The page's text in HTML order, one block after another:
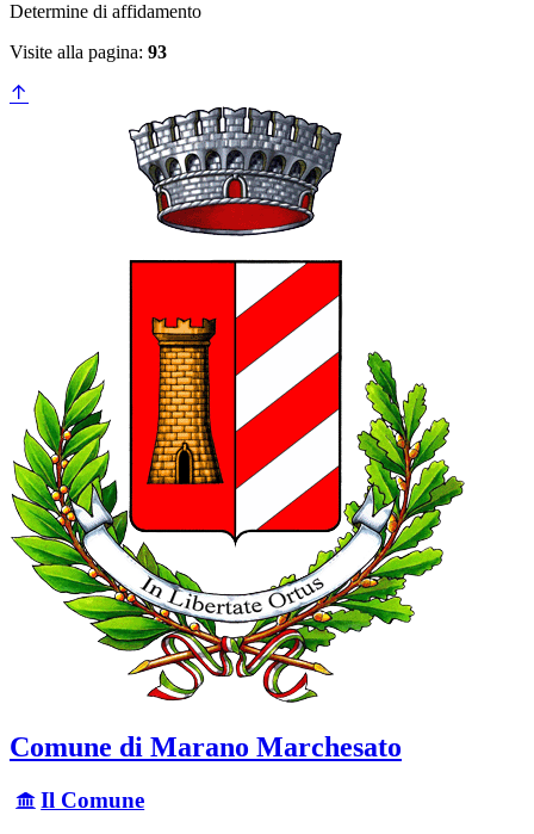
Determine di affidamento
Visite alla pagina: 93
Comune di Marano Marchesato
Il Comune